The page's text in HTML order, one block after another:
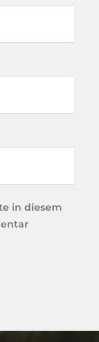
in diesem